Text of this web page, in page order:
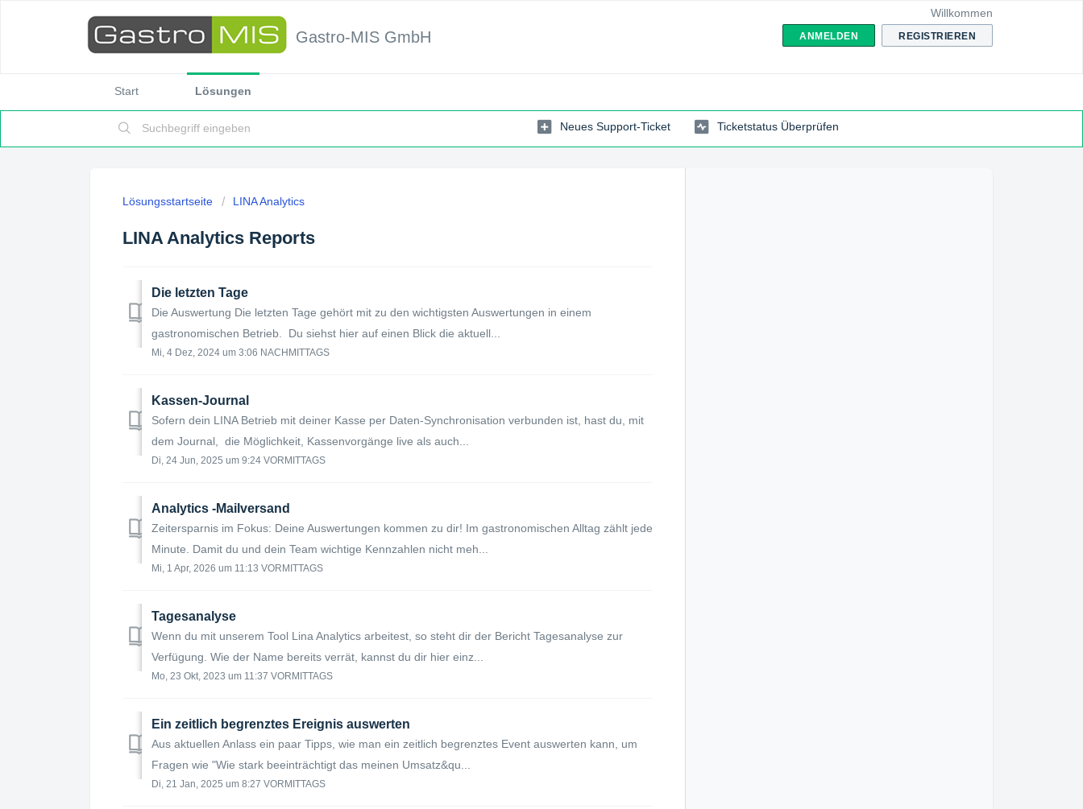
Gastro-MIS GmbH
Willkommen
ANMELDEN REGISTRIEREN
Start Lösungen
Neues Support-Ticket Ticketstatus Überprüfen
Lösungsstartseite LINA Analytics
LINA Analytics Reports
Die letzten Tage
Die Auswertung Die letzten Tage gehört mit zu den wichtigsten Auswertungen in einem
gastronomischen Betrieb. Du siehst hier auf einen Blick die aktuell...
Mi, 4 Dez, 2024 um 3:06 NACHMITTAGS
Kassen-Journal
Sofern dein LINA Betrieb mit deiner Kasse per Daten-Synchronisation verbunden ist, hast du, mit
dem Journal, die Möglichkeit, Kassenvorgänge live als auch...
Di, 24 Jun, 2025 um 9:24 VORMITTAGS
Analytics -Mailversand
Zeitersparnis im Fokus: Deine Auswertungen kommen zu dir! Im gastronomischen Alltag zählt jede
Minute. Damit du und dein Team wichtige Kennzahlen nicht meh...
Mi, 1 Apr, 2026 um 11:13 VORMITTAGS
Tagesanalyse
Wenn du mit unserem Tool Lina Analytics arbeitest, so steht dir der Bericht Tagesanalyse zur
Verfügung. Wie der Name bereits verrät, kannst du dir hier einz...
Mo, 23 Okt, 2023 um 11:37 VORMITTAGS
Ein zeitlich begrenztes Ereignis auswerten
Aus aktuellen Anlass ein paar Tipps, wie man ein zeitlich begrenztes Event auswerten kann, um
Fragen wie "Wie stark beeinträchtigt das meinen Umsatz&qu...
Di, 21 Jan, 2025 um 8:27 VORMITTAGS